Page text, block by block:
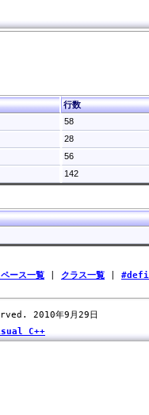
行数
58
28
56
142
ース一覧 クラス一覧
2010年9月29日
C++